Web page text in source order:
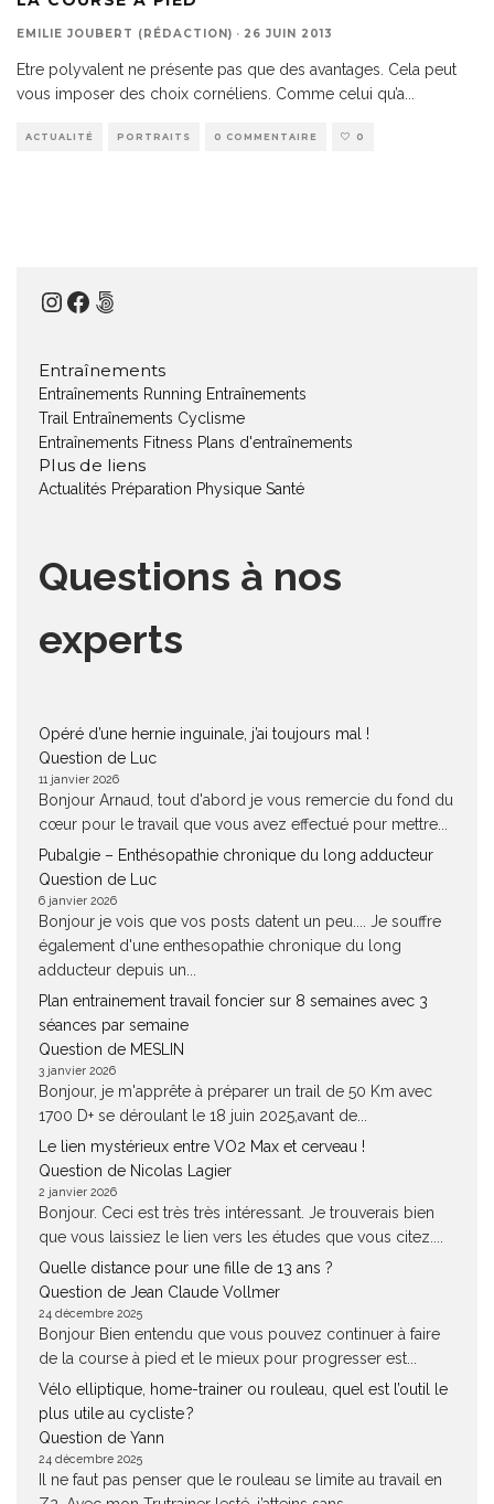
EMILIE JOUBERT (RÉDACTION) · 26 JUIN 2013
Etre polyvalent ne présente pas que des avantages. Cela peut
vous imposer des choix cornéliens. Comme celui qu’a
ACTUALITÉ PORTRAITS 0 COMMENTAIRE 0
Instagram
Facebook
500px
Entraînements
Entraînements Running Entraînements
Trail Entraînements Cyclisme
Entraînements Fitness Plans d'entraînements
Plus de liens
Actualités Préparation Physique Santé
Questions à nos
experts
Opéré d’une hernie inguinale, j’ai toujours mal !
Question de Luc
11 janvier 2026
Bonjour Arnaud, tout d'abord je vous remercie du fond du
cœur pour le travail que vous avez effectué pour mettre...
Pubalgie – Enthésopathie chronique du long adducteur
Question de Luc
6 janvier 2026
Bonjour je vois que vos posts datent un peu.... Je souffre
également d'une enthesopathie chronique du long
adducteur depuis un...
Plan entrainement travail foncier sur 8 semaines avec 3
séances par semaine
Question de MESLIN
3 janvier 2026
Bonjour, je m'apprête à préparer un trail de 50 Km avec
1700 D+ se déroulant le 18 juin 2025,avant de...
Le lien mystérieux entre VO2 Max et cerveau !
Question de Nicolas Lagier
2 janvier 2026
Bonjour. Ceci est très très intéressant. Je trouverais bien
que vous laissiez le lien vers les études que vous citez....
Quelle distance pour une fille de 13 ans ?
Question de Jean Claude Vollmer
24 décembre 2025
Bonjour Bien entendu que vous pouvez continuer à faire
de la course à pied et le mieux pour progresser est...
Vélo elliptique, home-trainer ou rouleau, quel est l’outil le
plus utile au cycliste ?
Question de Yann
24 décembre 2025
Il ne faut pas penser que le rouleau se limite au travail en